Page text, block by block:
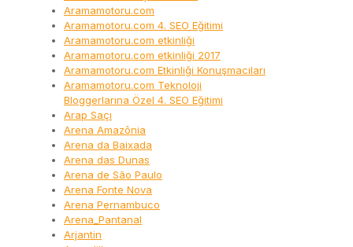
Aramamotoru.com
Aramamotoru.com 4. SEO Eğitimi
Aramamotoru.com etkinliği
Aramamotoru.com etkinliği 2017
Aramamotoru.com Etkinliği Konuşmacıları
Aramamotoru.com Teknoloji
Bloggerlarına Özel 4. SEO Eğitimi
Arap Saçı
Arena Amazônia
Arena da Baixada
Arena das Dunas
Arena de São Paulo
Arena Fonte Nova
Arena Pernambuco
Arena_Pantanal
Arjantin